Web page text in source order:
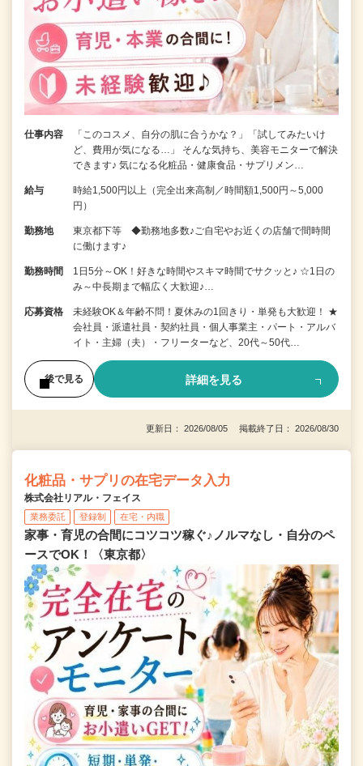
仕事内容
「このコスメ、自分の肌に合うかな？」「試してみたいけ
ど、費用が気になる…」 そんな気持ち、美容モニターで解決
できます♪ 気になる化粧品・健康食品・サプリメン…
給与
時給1,500円以上（完全出来高制／時間額1,500円～5,000
円）
勤務地
東京都下等 ◆勤務地多数♪ご自宅やお近くの店舗で間時間
に働けます♪
勤務時間
1日5分～OK！好きな時間やスキマ時間でサクッと♪ ☆1日の
み～中長期まで幅広く大歓迎♪…
応募資格
未経験OK＆年齢不問！夏休みの1回きり・単発も大歓迎！ ★
会社員・派遣社員・契約社員・個人事業主・パート・アルバ
イト・主婦（夫）・フリーターなど、20代～50代…
後で見る 詳細を見る
更新日： 2026/08/05 掲載終了日： 2026/08/30
化粧品・サプリの在宅データ入力
株式会社リアル・フェイス
業務委託 登録制 在宅・内職
家事・育児の合間にコツコツ稼ぐ♪ノルマなし・自分のペ
ースでOK！〈東京都〉